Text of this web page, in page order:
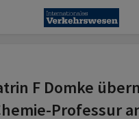
F Domke
Professur